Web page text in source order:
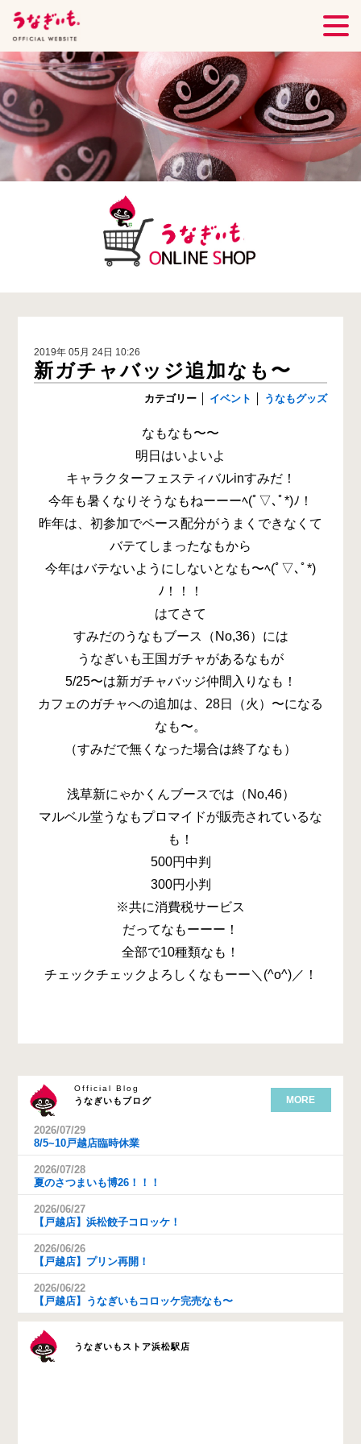
2019年 05月 24日 10:26
新ガチャバッジ追加なも〜
カテゴリー イベント うなもグッズ
なもなも〜〜
明日はいよいよ
キャラクターフェスティバルinすみだ！
今年も暑くなりそうなもねーーーﾍ(ﾟ▽､ﾟ*)ﾉ！
昨年は、初参加でペース配分がうまくできなくて
バテてしまったなもから
今年はバテないようにしないとなも〜ﾍ(ﾟ▽､ﾟ*)
ﾉ！！！
はてさて
すみだのうなもブース（No,36）には
うなぎいも王国ガチャがあるなもが
5/25〜は新ガチャバッジ仲間入りなも！
カフェのガチャへの追加は、28日（火）〜になる
なも〜。
（すみだで無くなった場合は終了なも）
浅草新にゃかくんブースでは（No,46）
マルベル堂うなもプロマイドが販売されているな
も！
500円中判
300円小判
※共に消費税サービス
だってなもーーー！
全部で10種類なも！
チェックチェックよろしくなもーー＼(^o^)／！
うなぎいもブログ
Official Blog
MORE
2026/07/29
8/5~10戸越店臨時休業
2026/07/28
夏のさつまいも博26！！！
2026/06/27
【戸越店】浜松餃子コロッケ！
2026/06/26
【戸越店】プリン再開！
2026/06/22
【戸越店】うなぎいもコロッケ完売なも〜
うなぎいもストア浜松駅店